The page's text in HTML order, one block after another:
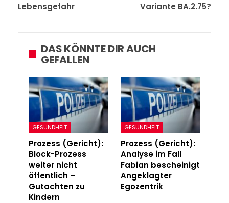
Lebensgefahr
Variante BA.2.75?
DAS KÖNNTE DIR AUCH
GEFALLEN
GESUNDHEIT
Prozess (Gericht):
Block-Prozess
weiter nicht
öffentlich –
Gutachten zu
Kindern
GESUNDHEIT
Prozess (Gericht):
Analyse im Fall
Fabian bescheinigt
Angeklagter
Egozentrik